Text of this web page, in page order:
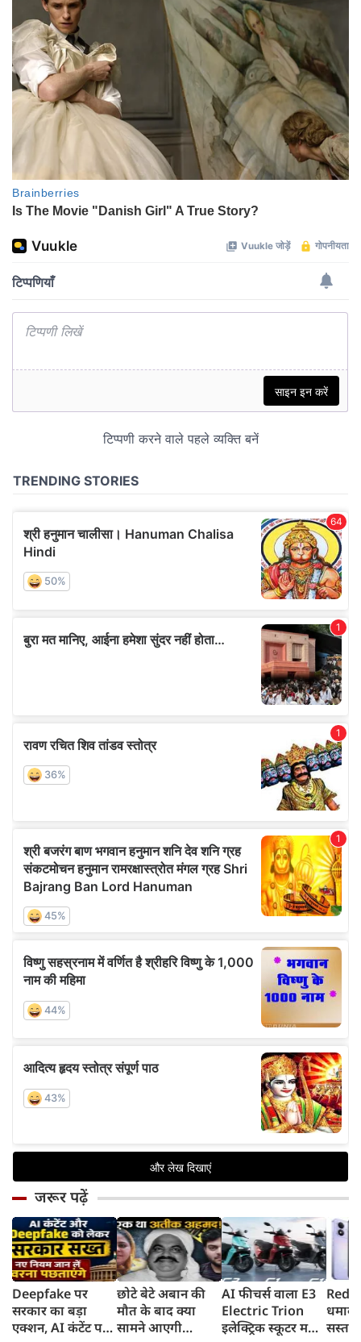
जरूर पढ़ें
Deepfake पर
सरकार का बड़ा
एक्शन, AI कंटेंट पर
छोटे बेटे अबान की
मौत के बाद क्या
सामने आएगी
AI फीचर्स वाला E3
Electric Trion
इलेक्ट्रिक स्कूटर मचा सस्ता